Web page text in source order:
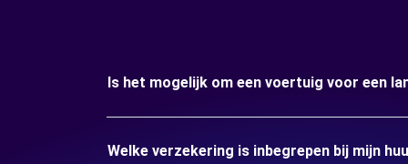
Is het mogelijk om een voertuig voor een
Welke verzekering is inbegrepen bij mijn